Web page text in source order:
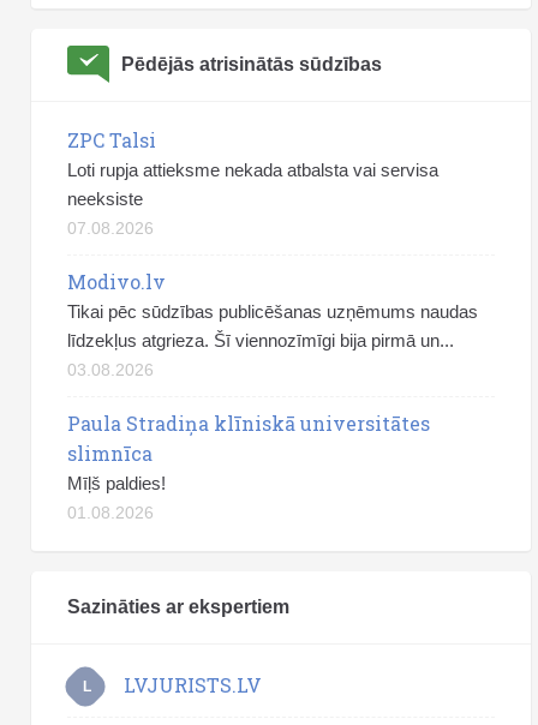
Pēdējās atrisinātās sūdzības
ZPC Talsi
Loti rupja attieksme nekada atbalsta vai servisa
neeksiste
07.08.2026
Modivo.lv
Tikai pēc sūdzības publicēšanas uzņēmums naudas
līdzekļus atgrieza. Šī viennozīmīgi bija pirmā un...
03.08.2026
Paula Stradiņa klīniskā universitātes
slimnīca
Mīļš paldies!
01.08.2026
Sazināties ar ekspertiem
L LVJURISTS.LV